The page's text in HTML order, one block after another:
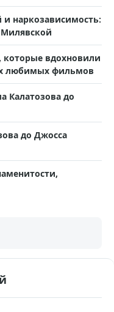
наркозависимость:
вдохновили
любимых фильмов
Калатозова до
до Джосса